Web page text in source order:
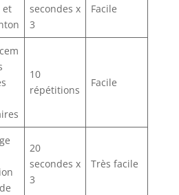
et
secondes x
3
Facile
10
répétitions
Facile
20
secondes x
3
Très facile